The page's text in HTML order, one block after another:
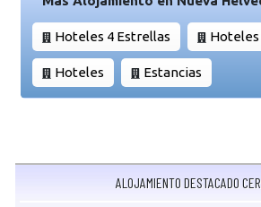
Hoteles 4 Estrellas Hoteles
Hoteles Estancias
ALOJAMIENTO DESTACADO